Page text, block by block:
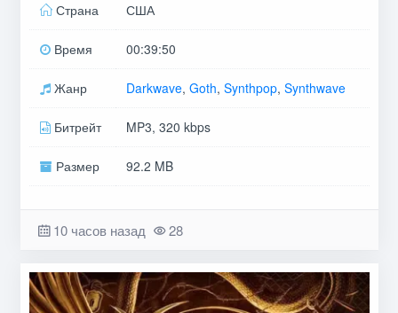
Страна США
Время 00:39:50
Жанр Darkwave, Goth, Synthpop, Synthwave
Битрейт MP3, 320 kbps
Размер 92.2 MB
10 часов назад 28